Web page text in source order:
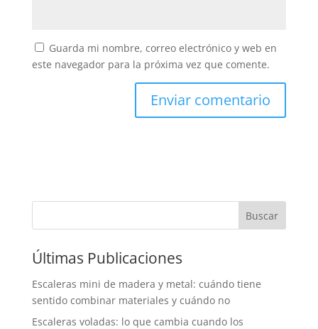
Guarda mi nombre, correo electrónico y web en
este navegador para la próxima vez que comente.
Buscar
Últimas Publicaciones
Escaleras mini de madera y metal: cuándo tiene
sentido combinar materiales y cuándo no
Escaleras voladas: lo que cambia cuando los